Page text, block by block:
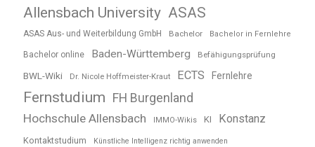
Allensbach University ASAS
ASAS Aus- und Weiterbildung GmbH Bachelor Bachelor in Fernlehre
Bachelor online Baden-Württemberg Befähigungsprüfung
BWL-Wiki Dr. Nicole Hoffmeister-Kraut ECTS Fernlehre
Fernstudium
FH Burgenland
Hochschule Allensbach
IMMO-Wikis KI Konstanz
Kontaktstudium Künstliche Intelligenz richtig anwenden